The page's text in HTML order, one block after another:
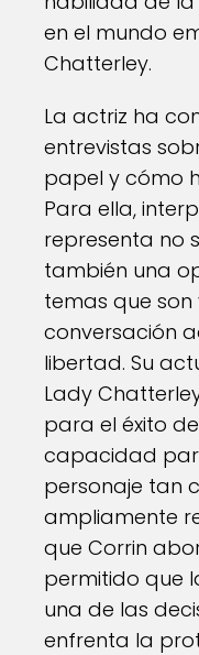
en el mundo
Chatterley.
La actriz ha
entrevistas
papel y cómo
Para ella,
representa no
también una
temas que son
conversación
libertad. Su
Lady
para el éxito
capacidad
personaje tan
ampliamente
que Corrin
permitido que
una de las
enfrenta la